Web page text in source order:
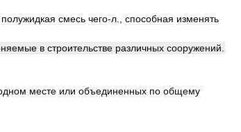
полужидкая смесь чего-л способная изменять
в строительстве различных сооружений
месте или объединенных по общему